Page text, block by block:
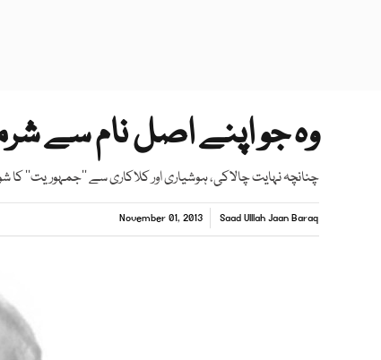
وہ جو اپنے اصل نام سے
چنانچہ نہایت چالاکی، ہوشیاری اور کلاکاری سے ’’جمہوریت‘‘ کا
Saad Ulllah Jaan Baraq
November 01, 2013